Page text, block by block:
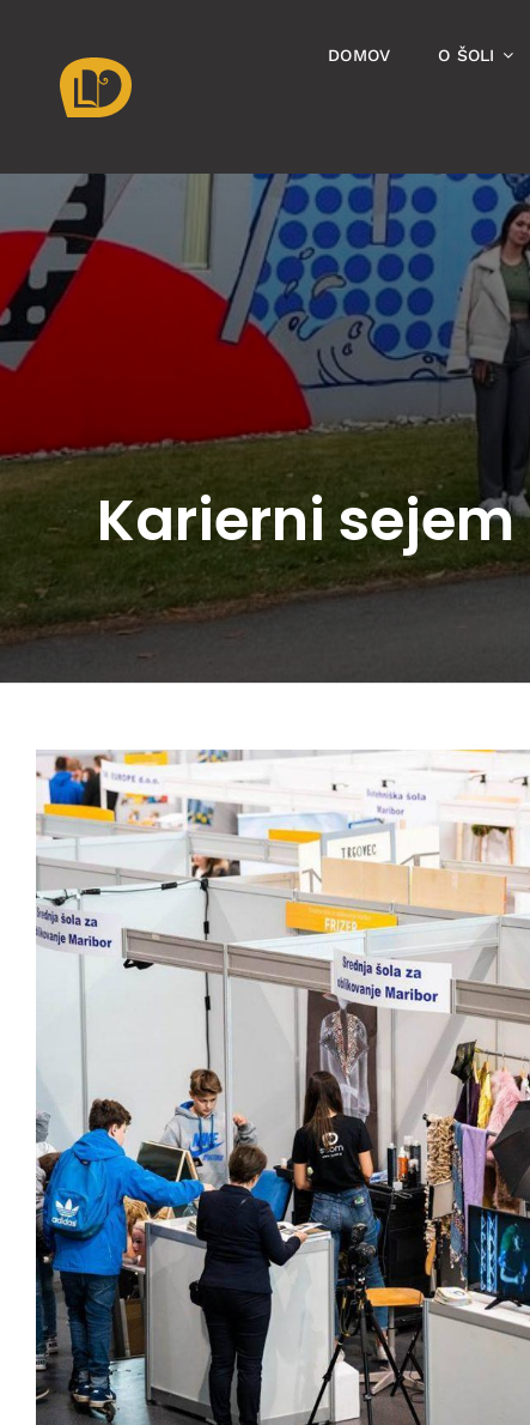
content
DOMOV O ŠOLI
Karierni sejem